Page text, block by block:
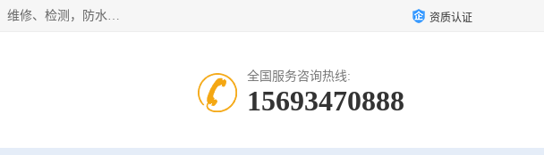
甘肃科探管道工程有限公司成立于2019年，注册地位于甘肃省兰州市。经营范围包括管道安装、清洗、疏通、维修、检测，防水工程，工程钻孔，化粪池清理，暖气安装，给排水管道安装维修，室内外管道如消防、供水、供热管道漏水检测定位，室内外防水堵漏等。 资质认证
全国服务咨询热线:
15693470888